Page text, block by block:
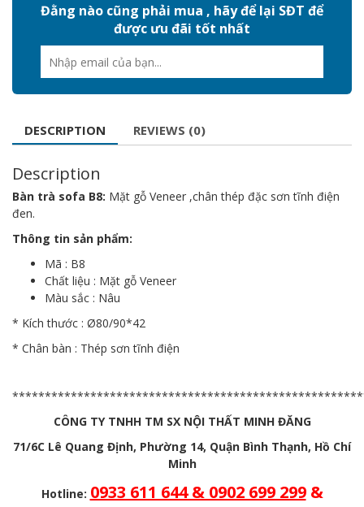
Đằng nào cũng phải mua , hãy để lại SĐT để
được ưu đãi tốt nhất
DESCRIPTION REVIEWS (0)
Description
Bàn trà sofa B8: Mặt gỗ Veneer ,chân thép đặc sơn tĩnh điện
đen.
Thông tin sản phẩm:
Mã : B8
Chất liệu : Mặt gỗ Veneer
Màu sắc : Nâu
* Kích thước : Ø80/90*42
* Chân bàn : Thép sơn tĩnh điện
CÔNG TY TNHH TM SX NỘI THẤT MINH ĐĂNG
71/6C Lê Quang Định, Phường 14, Quận Bình Thạnh, Hồ Chí
Minh
Hotline: 0933 611 644 & 0902 699 299 &